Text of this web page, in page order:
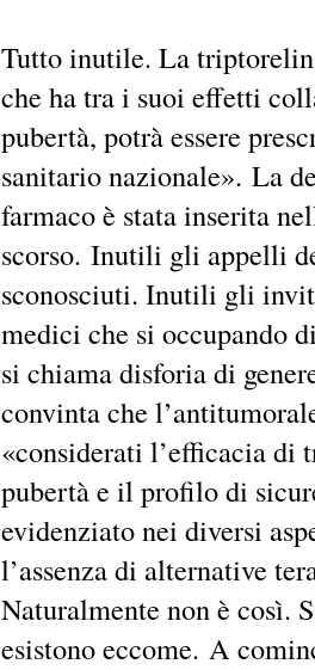
Tutto inutile. La
che ha tra i suoi effetti
pubertà, potrà essere
sanitario nazionale». La
farmaco è stata inserita
scorso. Inutili gli appelli
sconosciuti. Inutili gli
medici che si occupando
si chiama disforia di
convinta che
«considerati l’efficacia di
pubertà e il profilo di
evidenziato nei diversi
l’assenza di alternative
Naturalmente non è così.
esistono eccome. A